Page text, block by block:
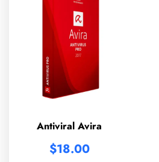
Antiviral Avira
$18.00